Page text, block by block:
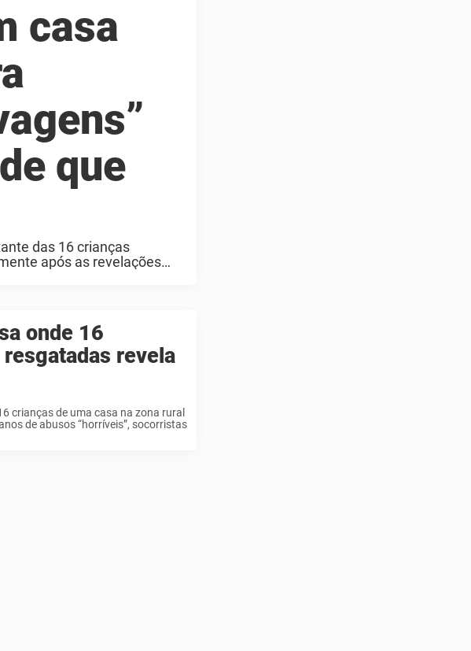
casa
que
das 16 crianças
após as revelações
onde 16
revela
crianças de uma casa na zona rural
de abusos “horríveis”, socorristas